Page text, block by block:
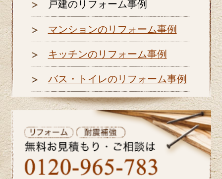
戸建のリフォーム事例
マンションのリフォーム事例
キッチンのリフォーム事例
バス・トイレのリフォーム事例